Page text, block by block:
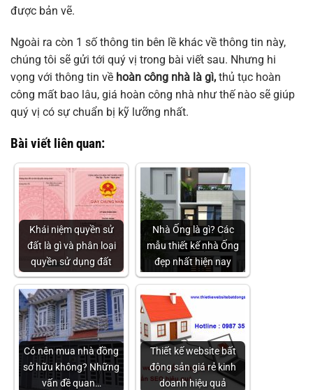
được bản vẽ.
Ngoài ra còn 1 số thông tin bên lề khác về thông tin này,
chúng tôi sẽ gửi tới quý vị trong bài viết sau. Nhưng hi
vọng với thông tin về hoàn công nhà là gì, thủ tục hoàn
công mất bao lâu, giá hoàn công nhà như thế nào sẽ giúp
quý vị có sự chuẩn bị kỹ lưỡng nhất.
Bài viết liên quan:
Khái niệm quyền sử
đất là gì và phân loại
quyền sử dụng đất
Nhà Ống là gì? Các
mẫu thiết kế nhà Ống
đẹp nhất hiện nay
Có nên mua nhà đồng
sở hữu không? Những
vấn đề quan…
Thiết kế website bất
động sản giá rẻ kinh
doanh hiệu quả